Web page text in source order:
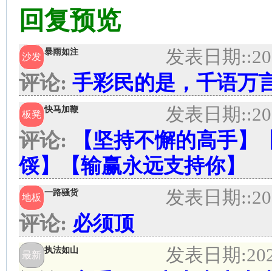
回复预览
沙发 暴雨如注 发表日期:
评论: 手彩民的是，千语万
板凳 快马加鞭 发表日期:
评论: 【坚持不懈的高手】
馁】【输赢永远支持你】
地板 一路骚货 发表日期:
评论: 必须顶
最新 执法如山 发表日期: